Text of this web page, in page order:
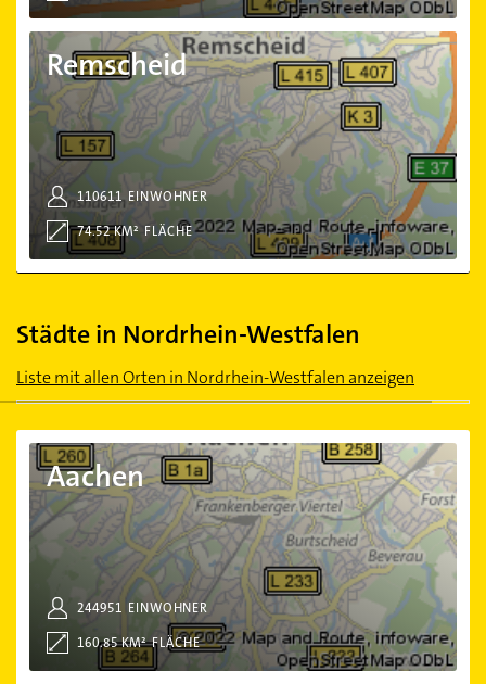
Remscheid
EINWOHNER
110611
FLÄCHE
74.52 KM²
Remscheid
Städte in Nordrhein-Westfalen
Liste mit allen Orten in Nordrhein-Westfalen anzeigen
Aachen
EINWOHNER
244951
FLÄCHE
160.85 KM²
Aachen